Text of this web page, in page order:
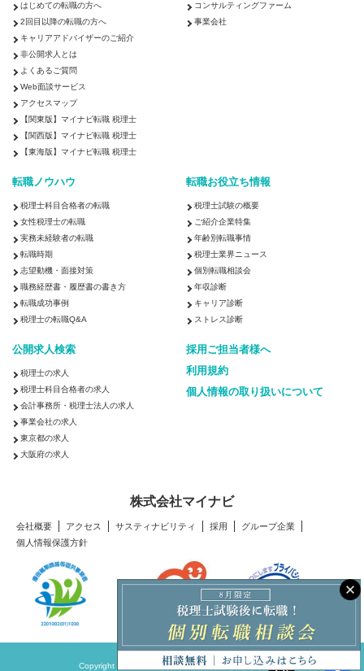
はじめての転職の方へ
2回目以降の転職の方へ
キャリアアドバイザーのご紹介
非公開求人とは
よくあるご質問
Web面談サービス
アクセスマップ
【関東版】マイナビ転職 税理士
【関西版】マイナビ転職 税理士
【東海版】マイナビ転職 税理士
コンサルティングファーム
事業会社
転職ノウハウ
税理士科目合格者の転職
女性税理士の転職
実務未経験者の転職
転職時期
志望動機・面接対策
職務経歴書・履歴書の書き方
転職成功事例
税理士の転職Q&A
転職お役立ち情報
税理士試験の概要
ご紹介企業特集
年齢別転職事情
税理士業界ニュース
個別転職相談会
年収診断
キャリア診断
ストレス診断
公開求人検索
税理士の求人
税理士科目合格者の求人
会計事務所・税理士法人の求人
事業会社の求人
東京都の求人
大阪府の求人
採用ご担当者様へ
利用規約
個人情報の取り扱いについて
株式会社マイナビ
会社概要 アクセス サスティナビリティ 採用
グループ企業
個人情報保護方針
Copyright © Mynavi Corporation